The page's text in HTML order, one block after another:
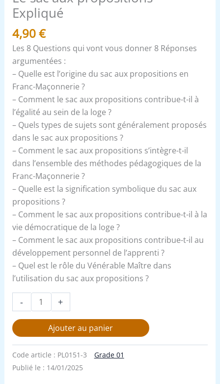
Expliqué
4,90€
Les 8 Questions qui vont vous donner 8 Réponses
argumentées :
– Quelle est l’origine du sac aux propositions en
Franc-Maçonnerie ?
– Comment le sac aux propositions contribue-t-il à
l’égalité au sein de la loge ?
– Quels types de sujets sont généralement proposés
dans le sac aux propositions ?
– Comment le sac aux propositions s’intègre-t-il
dans l’ensemble des méthodes pédagogiques de la
Franc-Maçonnerie ?
– Quelle est la signification symbolique du sac aux
propositions ?
– Comment le sac aux propositions contribue-t-il à la
vie démocratique de la loge ?
– Comment le sac aux propositions contribue-t-il au
développement personnel de l’apprenti ?
– Quel est le rôle du Vénérable Maître dans
l’utilisation du sac aux propositions ?
- +
Ajouter au panier
Code article : PL0151-3
Grade 01
Publié le : 14/01/2025